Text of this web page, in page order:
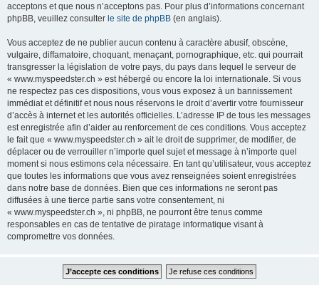
acceptons et que nous n’acceptons pas. Pour plus d’informations concernant
phpBB, veuillez consulter le site de phpBB (en anglais).
Vous acceptez de ne publier aucun contenu à caractère abusif, obscène,
vulgaire, diffamatoire, choquant, menaçant, pornographique, etc. qui pourrait
transgresser la législation de votre pays, du pays dans lequel le serveur de
« www.myspeedster.ch » est hébergé ou encore la loi internationale. Si vous
ne respectez pas ces dispositions, vous vous exposez à un bannissement
immédiat et définitif et nous nous réservons le droit d’avertir votre fournisseur
d’accès à internet et les autorités officielles. L’adresse IP de tous les messages
est enregistrée afin d’aider au renforcement de ces conditions. Vous acceptez
le fait que « www.myspeedster.ch » ait le droit de supprimer, de modifier, de
déplacer ou de verrouiller n’importe quel sujet et message à n’importe quel
moment si nous estimons cela nécessaire. En tant qu’utilisateur, vous acceptez
que toutes les informations que vous avez renseignées soient enregistrées
dans notre base de données. Bien que ces informations ne seront pas
diffusées à une tierce partie sans votre consentement, ni
« www.myspeedster.ch », ni phpBB, ne pourront être tenus comme
responsables en cas de tentative de piratage informatique visant à
compromettre vos données.